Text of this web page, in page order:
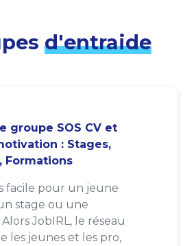
d'entraide
groupe SOS CV et
: Stages,
Formations
facile pour un jeune
stage ou une
JobIRL, le réseau
les jeunes et les pro,